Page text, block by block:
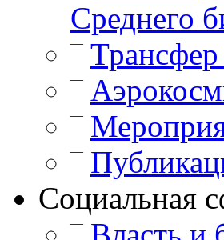
Среднего
—
—
—
—
Cоциальная
—